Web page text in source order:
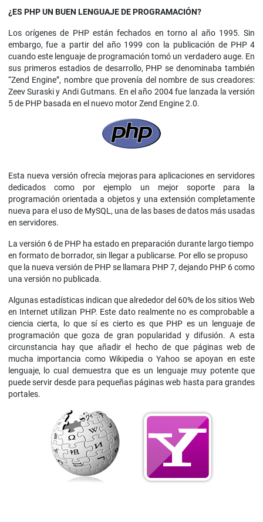
¿ES PHP UN BUEN LENGUAJE DE PROGRAMACIÓN?
Los orígenes de PHP están fechados en torno al año 1995. Sin
embargo, fue a partir del año 1999 con la publicación de PHP 4
cuando este lenguaje de programación tomó un verdadero auge. En
sus primeros estadios de desarrollo, PHP se denominaba también
“Zend Engine”, nombre que provenía del nombre de sus creadores:
Zeev Suraski y Andi Gutmans. En el año 2004 fue lanzada la versión
5 de PHP basada en el nuevo motor Zend Engine 2.0.
Esta nueva versión ofrecía mejoras para aplicaciones en servidores
dedicados como por ejemplo un mejor soporte para la
programación orientada a objetos y una extensión completamente
nueva para el uso de MySQL, una de las bases de datos más usadas
en servidores.
La versión 6 de PHP ha estado en preparación durante largo tiempo
en formato de borrador, sin llegar a publicarse. Por ello se propuso
que la nueva versión de PHP se llamara PHP 7, dejando PHP 6 como
una versión no publicada.
Algunas estadísticas indican que alrededor del 60% de los sitios Web
en Internet utilizan PHP. Este dato realmente no es comprobable a
ciencia cierta, lo que sí es cierto es que PHP es un lenguaje de
programación que goza de gran popularidad y difusión. A esta
circunstancia hay que añadir el hecho de que páginas web de
mucha importancia como Wikipedia o Yahoo se apoyan en este
lenguaje, lo cual demuestra que es un lenguaje muy potente que
puede servir desde para pequeñas páginas web hasta para grandes
portales.